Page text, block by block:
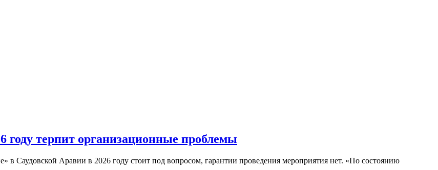
году терпит организационные проблемы
в Саудовской Аравии в 2026 году стоит под вопросом, гарантии проведения мероприятия нет. «По состоянию